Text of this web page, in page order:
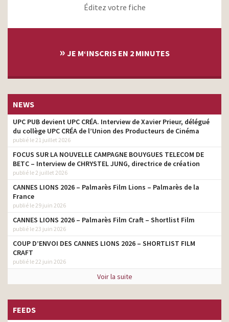
Éditez votre fiche
» JE M‘INSCRIS EN 2 MINUTES
NEWS
UPC PUB devient UPC CRÉA. Interview de Xavier Prieur, délégué
du collège UPC CRÉA de l’Union des Producteurs de Cinéma
publié le 21 juillet 2026
FOCUS SUR LA NOUVELLE CAMPAGNE BOUYGUES TELECOM DE
BETC – Interview de CHRYSTEL JUNG, directrice de création
publié le 2 juillet 2026
CANNES LIONS 2026 – Palmarès Film Lions – Palmarès de la
France
publié le 29 juin 2026
CANNES LIONS 2026 – Palmarès Film Craft – Shortlist Film
publié le 23 juin 2026
COUP D’ENVOI DES CANNES LIONS 2026 – SHORTLIST FILM
CRAFT
publié le 22 juin 2026
Voir la suite
FEEDS